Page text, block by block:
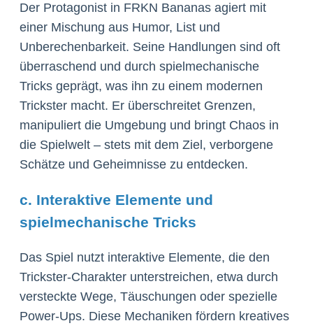
Der Protagonist in FRKN Bananas agiert mit
einer Mischung aus Humor, List und
Unberechenbarkeit. Seine Handlungen sind oft
überraschend und durch spielmechanische
Tricks geprägt, was ihn zu einem modernen
Trickster macht. Er überschreitet Grenzen,
manipuliert die Umgebung und bringt Chaos in
die Spielwelt – stets mit dem Ziel, verborgene
Schätze und Geheimnisse zu entdecken.
c. Interaktive Elemente und
spielmechanische Tricks
Das Spiel nutzt interaktive Elemente, die den
Trickster-Charakter unterstreichen, etwa durch
versteckte Wege, Täuschungen oder spezielle
Power-Ups. Diese Mechaniken fördern kreatives